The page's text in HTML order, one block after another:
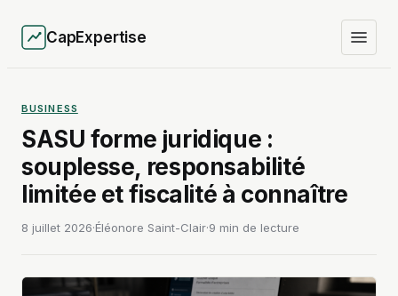
CapExpertise
BUSINESS
SASU forme juridique :
souplesse, responsabilité
limitée et fiscalité à connaître
8 juillet 2026·Éléonore Saint-Clair·9 min de lecture